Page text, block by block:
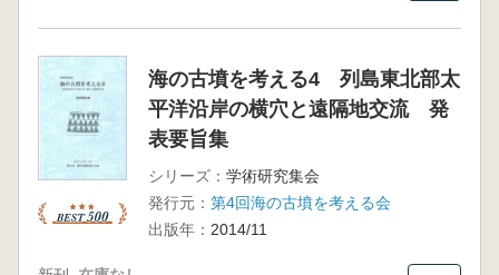
海の古墳を考える4 列島東北部太
平洋沿岸の横穴と遠隔地交流 発
表要旨集
シリーズ： 学術研究集会
発行元： 第4回海の古墳を考える会
出版年： 2014/11